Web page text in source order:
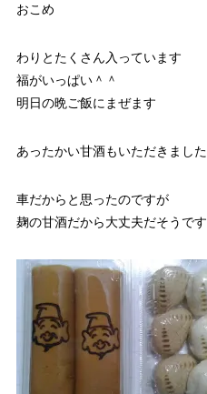
おこめ
わりとたくさん入っています
福がいっぱい＾＾
明日の晩ご飯にまぜます
あったかい甘酒もいただきました
車だからと思ったのですが
麹の甘酒だから大丈夫だそうです